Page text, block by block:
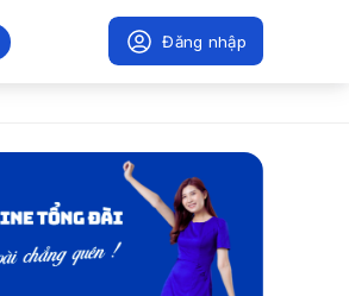
Đăng nhập